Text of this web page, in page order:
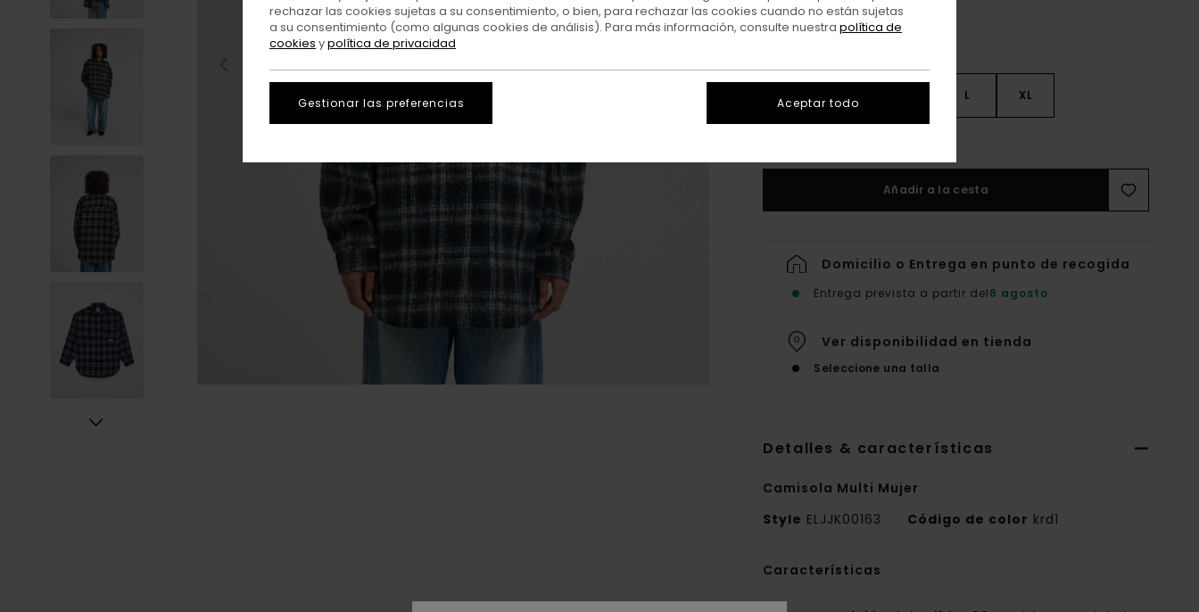
L XL
Añadir a la cesta
Domicilio o Entrega en punto de recogida
Entrega prevista a partir del8 agosto
Ver disponibilidad en tienda
Seleccione una talla
Detalles & características
Camisola Multi Mujer
Style ELJJK00163 Código de color krd1
Características
rechazar las cookies sujetas a su consentimiento, o bien, para rechazar las cookies cuando no están sujetas
a su consentimiento (como algunas cookies de análisis). Para más información, consulte nuestra política de
cookies ypolítica de privacidad
Gestionar las preferencias Aceptar todo